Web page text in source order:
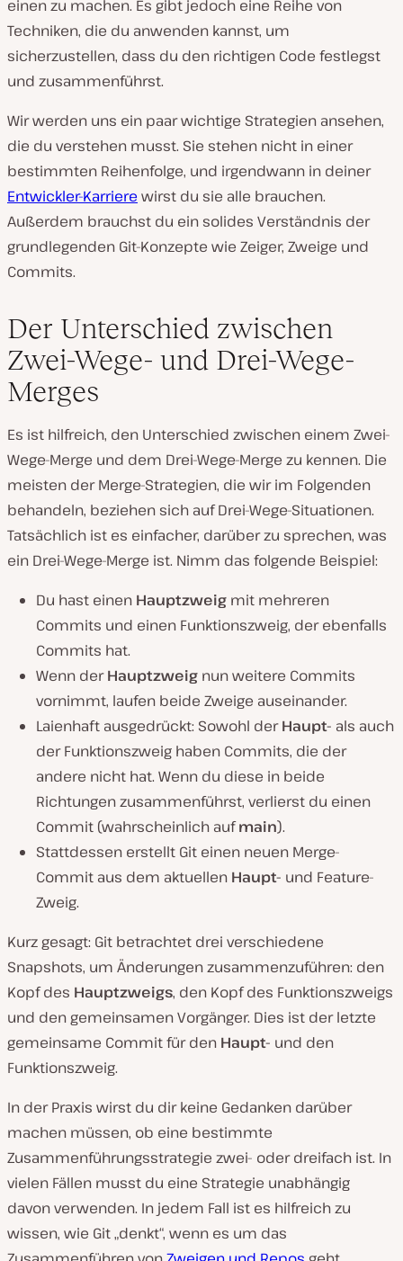
einen zu machen. Es gibt jedoch eine Reihe von
Techniken, die du anwenden kannst, um
sicherzustellen, dass du den richtigen Code festlegst
und zusammenführst.
Wir werden uns ein paar wichtige Strategien ansehen,
die du verstehen musst. Sie stehen nicht in einer
bestimmten Reihenfolge, und irgendwann in deiner
Entwickler-Karriere wirst du sie alle brauchen.
Außerdem brauchst du ein solides Verständnis der
grundlegenden Git-Konzepte wie Zeiger, Zweige und
Commits.
Der Unterschied zwischen
Zwei-Wege- und Drei-Wege-
Merges
Es ist hilfreich, den Unterschied zwischen einem Zwei-
Wege-Merge und dem Drei-Wege-Merge zu kennen. Die
meisten der Merge-Strategien, die wir im Folgenden
behandeln, beziehen sich auf Drei-Wege-Situationen.
Tatsächlich ist es einfacher, darüber zu sprechen, was
ein Drei-Wege-Merge ist. Nimm das folgende Beispiel:
Du hast einen Hauptzweig mit mehreren
Commits und einen Funktionszweig, der ebenfalls
Commits hat.
Wenn derHauptzweig nun weitere Commits
vornimmt, laufen beide Zweige auseinander.
Laienhaft ausgedrückt: Sowohl derHaupt- als auch
der Funktionszweig haben Commits, die der
andere nicht hat. Wenn du diese in beide
Richtungen zusammenführst, verlierst du einen
Commit (wahrscheinlich aufmain).
Stattdessen erstellt Git einen neuen Merge-
Commit aus dem aktuellen Haupt- und Feature-
Zweig.
Kurz gesagt: Git betrachtet drei verschiedene
Snapshots, um Änderungen zusammenzuführen: den
Kopf des Hauptzweigs, den Kopf des Funktionszweigs
und den gemeinsamen Vorgänger. Dies ist der letzte
gemeinsame Commit für den Haupt- und den
Funktionszweig.
In der Praxis wirst du dir keine Gedanken darüber
machen müssen, ob eine bestimmte
Zusammenführungsstrategie zwei- oder dreifach ist. In
vielen Fällen musst du eine Strategie unabhängig
davon verwenden. In jedem Fall ist es hilfreich zu
wissen, wie Git „denkt“, wenn es um das